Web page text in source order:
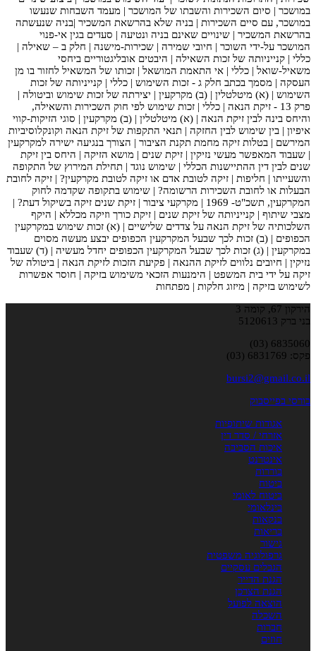
במושכר | סיום השכירות והשבתו של המושכר | מעמד השבחות שנעשו
במושכר, עם סיים השכירות | בניה שלא בהרשאת המשכיר |בניה שנעשתה
בהרשאת המשכיר | שינויים שאינם בניה ונטיעה | סעדים בגין אי-פנוי
המושכר על-ידי השוכר | חיובי שמירה | שכירות-מישנה | חלק ב – שאילה |
כללי | קנייניותה של זכות השאילה | היבטים אובליגטוריים ביחסי
משאיל-שואל | כללי | אי התאמת המושאל | זכותו של המשאיל לחזור בו מן
העסקה | מסמך בכתב חלק ג - זכות השימוש | כללי | קנייניותה של זכות
השימוש | (א) מיטלטלין | (ב) מקרקעין | יצירתה של זכות שימוש וביטולה |
פרק 13 - זיקת הנאה | כללי | זכות שימוש לפי חוק השכירות והשאילה,
והיחס בינה לבין זיקת הנאה | (א) מיטלטלין | (ב) מקרקעין | סוגי הזיקות-קווי
איפיון | בין שימוש לבין החזקה | תנאי התקפות של זיקת הנאה וקונקלוסיביות
המירשם | בטלות זיקה מחמת תקנת הציבור | הצורך בנגיעה ישירה למקרקעין
| שעבוד המאפשר מעשי נזיקין | זיקת שנים | מושא הזיקה | היחס בין זיקת
שנים לבין דין ההתיישנות הכללי | שימוש נוגד | תחילת המירוץ של התקופה
והשעייתו | חליפות | זיקה לטובת אדם או זיקה לטובת מקרקעין? | זיקה לחובת
הבעלות או לחובת השכירות הרשומה? | שימוש בתקופה שקדמה לחוק
המקרקעין, תשכ"ט- 1969 | מקרקעי ציבור | זיקת שנים זיקה בשיקול דעת? |
מצבי שיתוף | קנייניותה של זיקת שנים | זיקת כורך וזיקה מכללא | היקף
השלכותיה של זיקת הנאה על צדדים שלישיים | (א) זכות שימוש במקרקעין
הכפופים | (ב) זכות לכך שבעל המקרקעין הכפופים יבצע מעשה מסוים
במקרקעין | (ג) זכות לכך שבעל המקרקעין הכפופים יחדל מעשיה | (ד) שעבוד
נזיקין | חיובים נלווים לזיקת ההנאה | פקיעת הזכות לזיקת הנאה | ביטולה של
זיקה על ידי בית המשפט | הימנעות הזכאי משימוש בזיקה | חוסר אפשרות
לשימוש בזיקה | מיזוג חלקות | מפתחות
הירקון 67, קומה 3
בני ברק 5120613
6835060 (03)
פקס: 6831769 (03)
bursi2@gmail.co.il
בורסי בפייסבוק
אגודות שיתופיות
אזרחי / סדר דין
איכות הסביבה
אינטרנט
בוררות
ביטוח
ביטוח לאומי
בינלאומי
בנקאות
בריאות
גישור
גרפולוגיה משפטית
הגבלים עסקיים
הגנת הדייר
הגנת הצרכן
הוצאה לפועל
השכלה
חברות
חוזים